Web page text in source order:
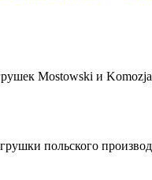
Mostowski и
польского